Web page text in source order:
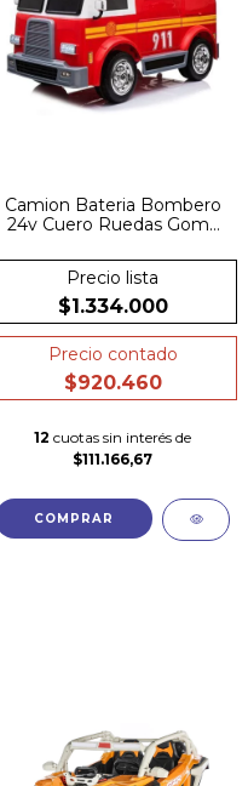
Camion Bateria Bombero
24v Cuero Ruedas Goma
Precio lista
$1.334.000
Precio contado
$920.460
12 cuotas sin interés de
$111.166,67
COMPRAR